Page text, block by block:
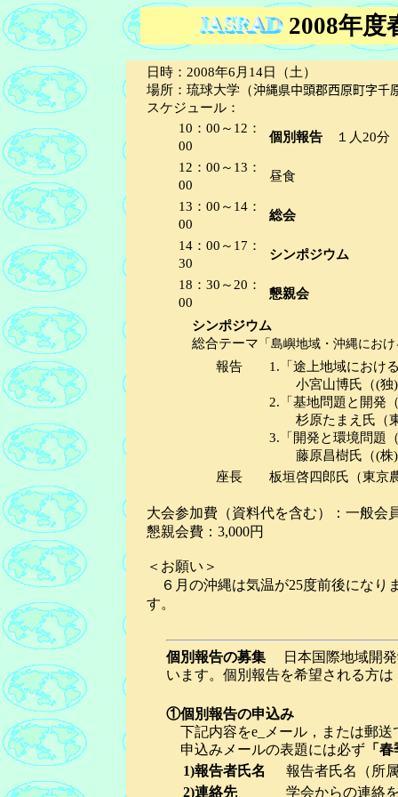
2008年度
日時：2008年6月14日（土）
場所：琉球大学（沖縄県中頭郡西原町字千
スケジュール：
10：00～12：
00
個別報告 １人20分
12：00～13：
00
昼食
13：00～14：
00
総会
14：00～17：
30
シンポジウム
18：30～20：
00
懇親会
シンポジウム
総合テーマ 「島嶼地域・沖縄にお
報告
1.「途上地域におけ
小宮山博氏（(独)
2.「基地問題と開発
杉原たまえ氏（
3.「開発と環境問題
藤原昌樹氏（(株)
座長
板垣啓四郎氏（東京
大会参加費（資料代を含む）：一般会
懇親会費：3,000円
＜お願い＞
６月の沖縄は気温が25度前後になり
す。
個別報告の募集 日本国際地域開発
います。個別報告を希望される方
①個別報告の申込み
下記内容をe_メール，または郵送
申込みメールの表題には必ず 「
1)報告者氏名
報告者氏名（所
2)連絡先
学会からの連絡